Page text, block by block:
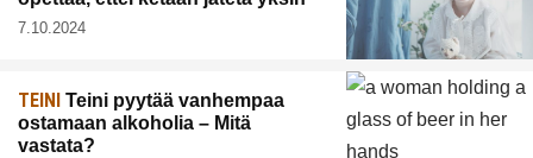
7.10.2024
TEINI
Teini pyytää vanhempaa
ostamaan alkoholia – Mitä
vastata?